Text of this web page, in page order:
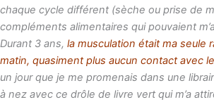
chaque cycle différent (sèche ou prise de
compléments alimentaires qui pouvaient
Durant 3 ans, la musculation était ma seule
matin, quasiment plus aucun contact avec
un jour que je me promenais dans une
à nez avec ce drôle de livre vert qui m’a